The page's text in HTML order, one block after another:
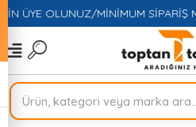
ÜYE OLUNUZ/MİNİMUM SİPARİŞ